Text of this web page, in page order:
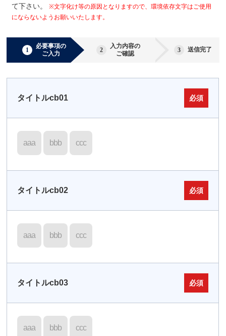
て下さい。※文字化け等の原因となりますので、環境依存文字はご使用
にならないようお願いいたします。
必要事項の
ご入力
入力内容の
ご確認
送信完了
タイトルcb01 必須
aaa bbb ccc
タイトルcb02 必須
aaa bbb ccc
タイトルcb03 必須
aaa bbb ccc